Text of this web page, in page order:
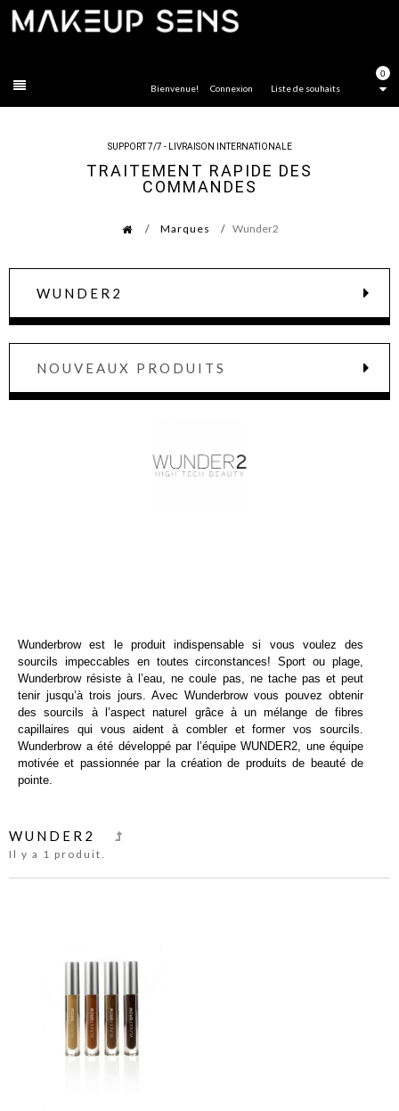
0
Liste de souhaits
Bienvenue! Connexion
SUPPORT 7/7 - LIVRAISON INTERNATIONALE
TRAITEMENT RAPIDE DES
COMMANDES
Marques Wunder2
WUNDER2
NOUVEAUX PRODUITS
Wunderbrow est le produit indispensable si vous voulez des
sourcils impeccables en toutes circonstances! Sport ou plage,
Wunderbrow résiste à l’eau, ne coule pas, ne tache pas et peut
tenir jusqu’à trois jours. Avec Wunderbrow vous pouvez obtenir
des sourcils à l’aspect naturel grâce à un mélange de fibres
capillaires qui vous aident à combler et former vos sourcils.
Wunderbrow a été développé par l’équipe WUNDER2, une équipe
motivée et passionnée par la création de produits de beauté de
pointe.
WUNDER2
Il y a 1 produit.